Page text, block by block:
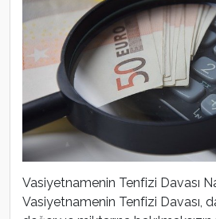
Vasiyetnamenin Tenfizi Davası
Vasiyetnamenin Tenfizi Davası,